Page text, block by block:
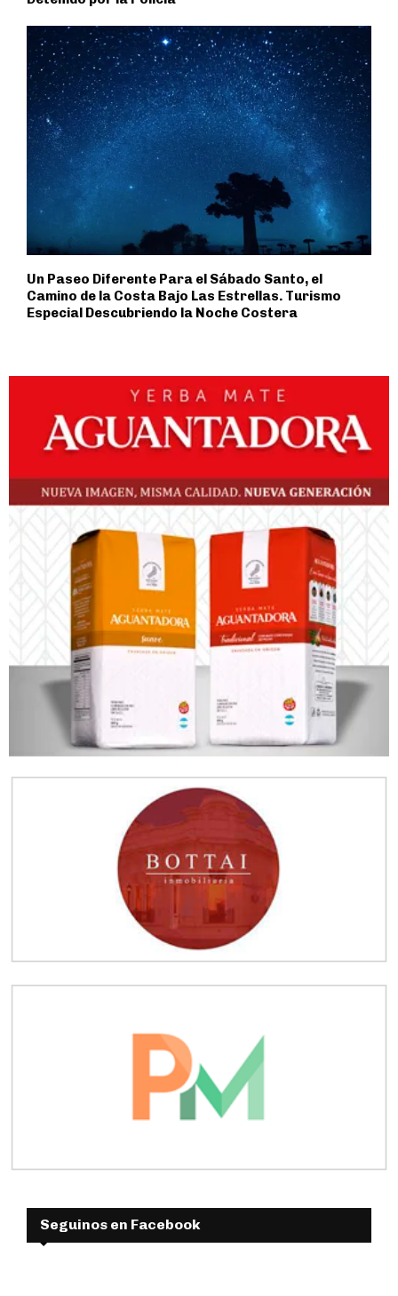
Un Paseo Diferente Para el Sábado Santo, el
Camino de la Costa Bajo Las Estrellas. Turismo
Especial Descubriendo la Noche Costera
Seguinos en Facebook